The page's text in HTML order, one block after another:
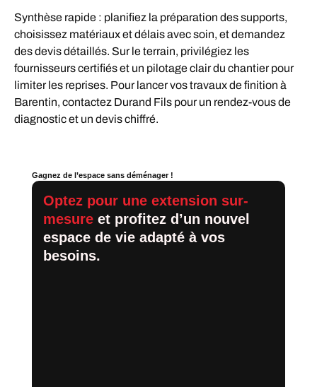
Synthèse rapide : planifiez la préparation des supports,
choisissez matériaux et délais avec soin, et demandez
des devis détaillés. Sur le terrain, privilégiez les
fournisseurs certifiés et un pilotage clair du chantier pour
limiter les reprises. Pour lancer vos travaux de finition à
Barentin, contactez Durand Fils pour un rendez-vous de
diagnostic et un devis chiffré.
Gagnez de l’espace sans déménager !
Optez pour une extension sur-
mesure et profitez d’un nouvel
espace de vie adapté à vos
besoins.